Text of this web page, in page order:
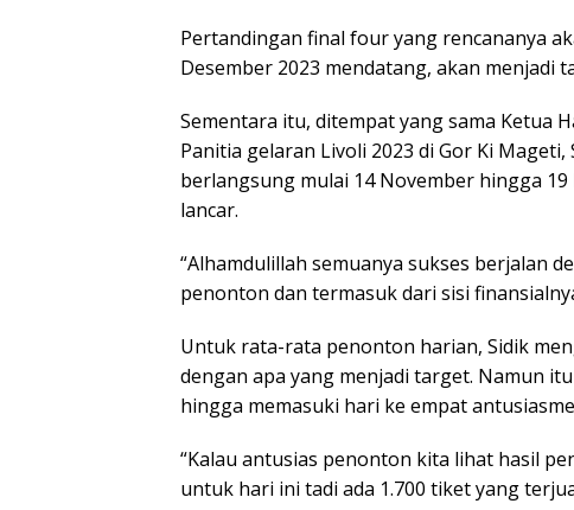
Pertandingan final four yang rencananya
Desember 2023 mendatang, akan menjadi
Sementara itu, ditempat yang sama Ketua
Panitia gelaran Livoli 2023 di Gor Ki
berlangsung mulai 14 November hingga
lancar.
“Alhamdulillah semuanya sukses berjalan
penonton dan termasuk dari sisi
Untuk rata-rata penonton harian, Sidik
dengan apa yang menjadi target. Namun
hingga memasuki hari ke empat
“Kalau antusias penonton kita lihat hasil
untuk hari ini tadi ada 1.700 tiket yang